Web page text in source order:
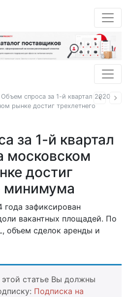
Назад
Объем спроса за 1-й квартал 2020
рынке достиг трехлетнего
за 1-й квартал
московском
достиг
минимума
года зафиксирован
вакантных площадей. По
объем сделок аренды и
статье Вы должны
Подписка на